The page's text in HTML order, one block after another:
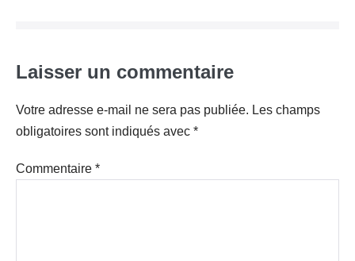
Laisser un commentaire
Votre adresse e-mail ne sera pas publiée. Les champs
obligatoires sont indiqués avec *
Commentaire *